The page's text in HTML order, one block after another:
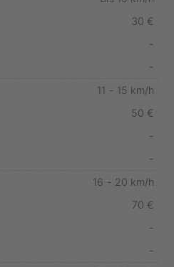
30 €
-
-
11 - 15 km/h
50 €
-
-
16 - 20 km/h
70 €
-
-